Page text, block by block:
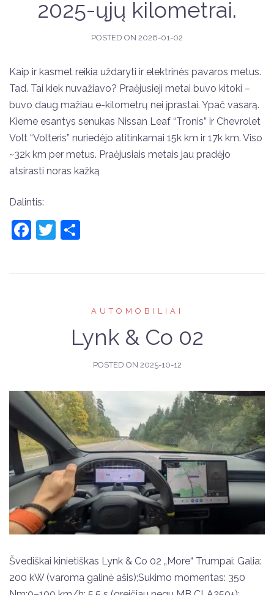
2025-ųjų kilometrai.
POSTED ON 2026-01-02
Kaip ir kasmet reikia uždaryti ir elektrinės pavaros metus.
Tad. Tai kiek nuvažiavo? Praėjusieji metai buvo kitoki –
buvo daug mažiau e-kilometrų nei įprastai. Ypač vasarą.
Kieme esantys senukas Nissan Leaf “Tronis” ir Chevrolet
Volt “Volteris” nuriedėjo atitinkamai 15k km ir 17k km. Viso
~32k km per metus. Praėjusiais metais jau pradėjo
atsirasti noras kažką
Dalintis:
Facebook
Twitter
AUTOMOBILIAI
Lynk & Co 02
POSTED ON 2025-10-12
Švediškai kinietiškas Lynk & Co 02 „More“ Trumpai: Galia:
200 kW (varoma galinė ašis);Sukimo momentas: 350